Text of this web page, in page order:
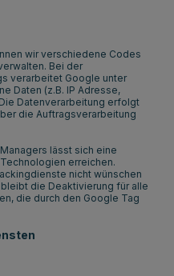
wir verschiedene Codes
Bei der
verarbeitet Google unter
Daten (z.B. IP Adresse,
Datenverarbeitung erfolgt
die Auftragsverarbeitung
lässt sich eine
erreichen.
nicht wünschen
die Deaktivierung für alle
die durch den Google Tag